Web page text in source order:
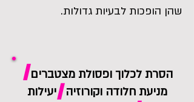
שהן הופכות לבעיות גדולות.
הסרת לכלוך ופסולת מצטברים
מניעת חלודה וקורוזיה יעילות
/
/